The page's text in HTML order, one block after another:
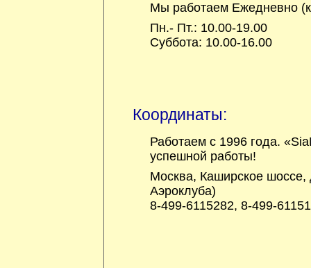
Мы работаем Ежедневно
Пн.- Пт.: 10.00-19.00
Суббота: 10.00-16.00
Координаты:
Работаем с 1996 года.
успешной работы!
Москва, Каширское шоссе,
Аэроклуба)
8-499-6115282, 8-499-